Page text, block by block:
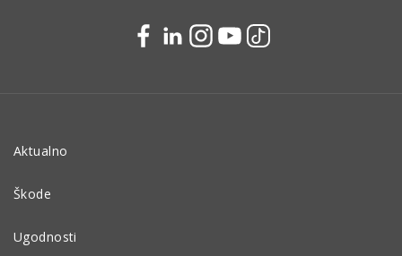
Aktualno
Škode
Ugodnosti